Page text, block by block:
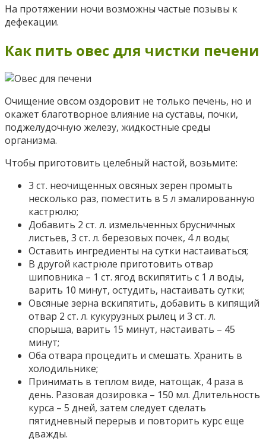
На протяжении ночи возможны частые позывы к
дефекации.
Как пить овес для чистки печени
Очищение овсом оздоровит не только печень, но и
окажет благотворное влияние на суставы, почки,
поджелудочную железу, жидкостные среды
организма.
Чтобы приготовить целебный настой, возьмите:
3 ст. неочищенных овсяных зерен промыть
несколько раз, поместить в 5 л эмалированную
кастрюлю;
Добавить 2 ст. л. измельченных брусничных
листьев, 3 ст. л. березовых почек, 4 л воды;
Оставить ингредиенты на сутки настаиваться;
В другой кастрюле приготовить отвар
шиповника – 1 ст. ягод вскипятить с 1 л воды,
варить 10 минут, остудить, настаивать сутки;
Овсяные зерна вскипятить, добавить в кипящий
отвар 2 ст. л. кукурузных рылец и 3 ст. л.
спорыша, варить 15 минут, настаивать – 45
минут;
Оба отвара процедить и смешать. Хранить в
холодильнике;
Принимать в теплом виде, натощак, 4 раза в
день. Разовая дозировка – 150 мл. Длительность
курса – 5 дней, затем следует сделать
пятидневный перерыв и повторить курс еще
дважды.